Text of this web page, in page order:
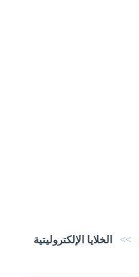
>>
الخلايا الإلكتروليتية